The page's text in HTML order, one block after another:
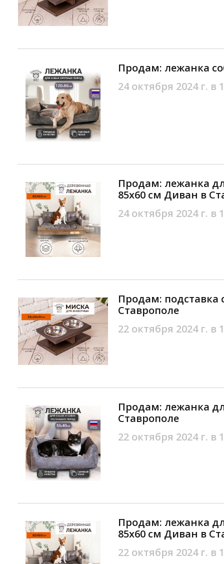
Продам: лежанка
24 октября 2024 г. в
Продам: лежанка
85х60 см Диван в
24 октября 2024 г. в
Продам: подставка
Ставрополе
22 октября 2024 г. в
Продам: лежанка
Ставрополе
22 октября 2024 г. в
Продам: лежанка
85х60 см Диван в
22 октября 2024 г. в